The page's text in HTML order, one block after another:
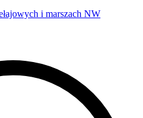
i marszach NW